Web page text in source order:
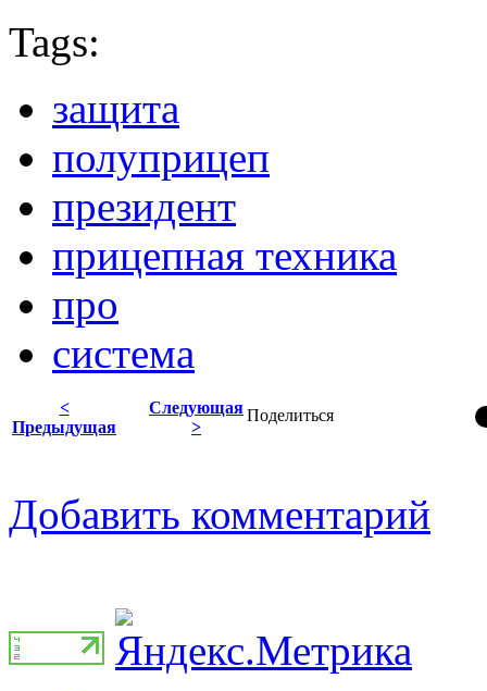
Tags:
защита
полуприцеп
президент
прицепная техника
про
система
Поделиться
<
Предыдущая
Следующая
>
Добавить комментарий